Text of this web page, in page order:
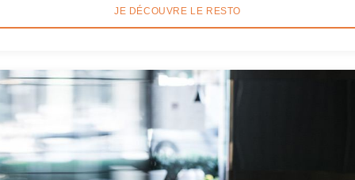
JE DÉCOUVRE LE RESTO